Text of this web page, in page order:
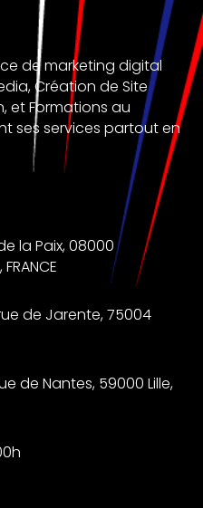
de marketing digital
Création de Site
et Formations au
ses services partout en
la Paix, 08000
de Jarente, 75004
de Nantes, 59000 Lille,